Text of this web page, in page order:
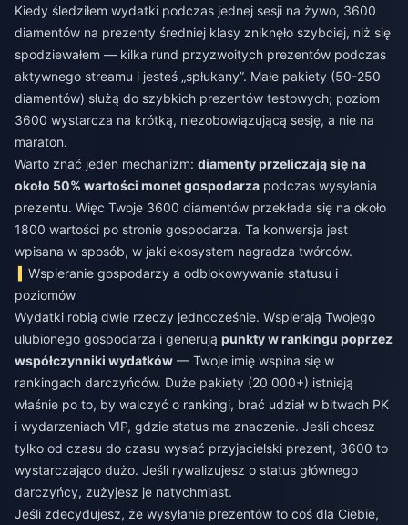
Kiedy śledziłem wydatki podczas jednej sesji na żywo, 3600
diamentów na prezenty średniej klasy zniknęło szybciej, niż się
spodziewałem — kilka rund przyzwoitych prezentów podczas
aktywnego streamu i jesteś „spłukany”. Małe pakiety (50-250
diamentów) służą do szybkich prezentów testowych; poziom
3600 wystarcza na krótką, niezobowiązującą sesję, a nie na
maraton.
Warto znać jeden mechanizm: diamenty przeliczają się na
około 50% wartości monet gospodarza podczas wysyłania
prezentu. Więc Twoje 3600 diamentów przekłada się na około
1800 wartości po stronie gospodarza. Ta konwersja jest
wpisana w sposób, w jaki ekosystem nagradza twórców.
Wspieranie gospodarzy a odblokowywanie statusu i
poziomów
Wydatki robią dwie rzeczy jednocześnie. Wspierają Twojego
ulubionego gospodarza i generują punkty w rankingu poprzez
współczynniki wydatków — Twoje imię wspina się w
rankingach darczyńców. Duże pakiety (20 000+) istnieją
właśnie po to, by walczyć o rankingi, brać udział w bitwach PK
i wydarzeniach VIP, gdzie status ma znaczenie. Jeśli chcesz
tylko od czasu do czasu wysłać przyjacielski prezent, 3600 to
wystarczająco dużo. Jeśli rywalizujesz o status głównego
darczyńcy, zużyjesz je natychmiast.
Jeśli zdecydujesz, że wysyłanie prezentów to coś dla Ciebie,